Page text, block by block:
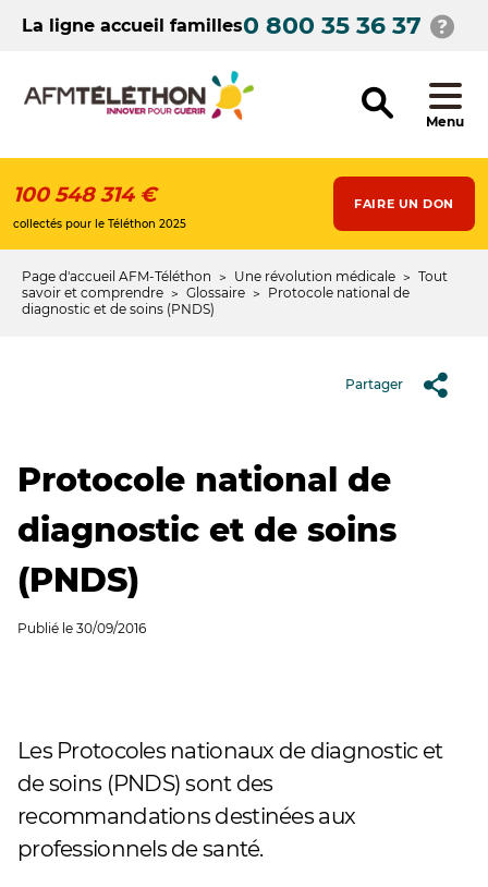
contenuLa ligne accueil familles0 800 35 36 37
Menu
100 548 314 €
collectés pour le Téléthon 2025
FAIRE UN DON
Fil
d'Ariane
Page d'accueil AFM-Téléthon Une révolution médicale
Tout
savoir et comprendre
Glossaire
Protocole national de
diagnostic et de soins (PNDS)
Partager
Protocole national de
diagnostic et de soins
(PNDS)
Publié le 30/09/2016
Les Protocoles nationaux de diagnostic et
de soins (PNDS) sont des
recommandations destinées aux
professionnels de santé.